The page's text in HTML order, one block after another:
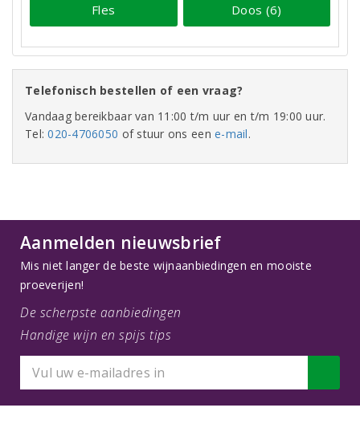
Fles Doos (6)
Telefonisch bestellen of een vraag?
Vandaag bereikbaar van 11:00 t/m uur en t/m 19:00 uur.
Tel:020-4706050 of stuur ons eene-mail.
Aanmelden nieuwsbrief
Mis niet langer de beste wijnaanbiedingen en mooiste
proeverijen!
De scherpste aanbiedingen
Handige wijn en spijs tips